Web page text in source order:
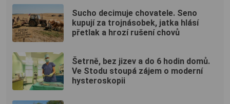
Sucho decimuje chovatele. Seno
kupují za trojnásobek, jatka hlásí
přetlak a hrozí rušení chovů
Šetrně, bez jizev a do 6 hodin domů.
Ve Stodu stoupá zájem o moderní
hysteroskopii